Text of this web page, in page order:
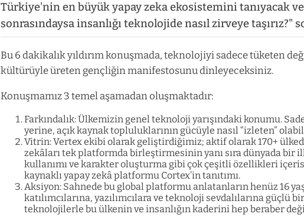
Türkiye'nin en büyük yapay zeka ekosistemini tanıyacak
sonrasındaysa insanlığı teknolojide nasıl zirveye taşırız?"
Bu 6 dakikalık yıldırım konuşmada, teknolojiyi sadece tüketen
kültürüyle üreten gençliğin manifestosunu dinleyeceksiniz.
Konuşmamız 3 temel aşamadan oluşmaktadır:
Farkındalık: Ülkemizin genel teknoloji yarışındaki konumu.
yerine, açık kaynak topluluklarının gücüyle nasıl “izleten”
Vitrin: Vertex ekibi olarak geliştirdiğimiz; aktif olarak 170+
zekâları tek platformda birleştirmesinin yanı sıra dünyada bir
kullanımı ve karakter oluşturma gibi çok çeşitli özellikleri
kaynaklı yapay zekâ platformu Cortex’in tanıtımı.
Aksiyon: Sahnede bu global platformu anlatanların henüz 16
katılımcılarına, yazılımcılara ve teknoloji sevdalılarına güçlü
teknolojilerle bu ülkenin ve insanlığın kaderini hep beraber